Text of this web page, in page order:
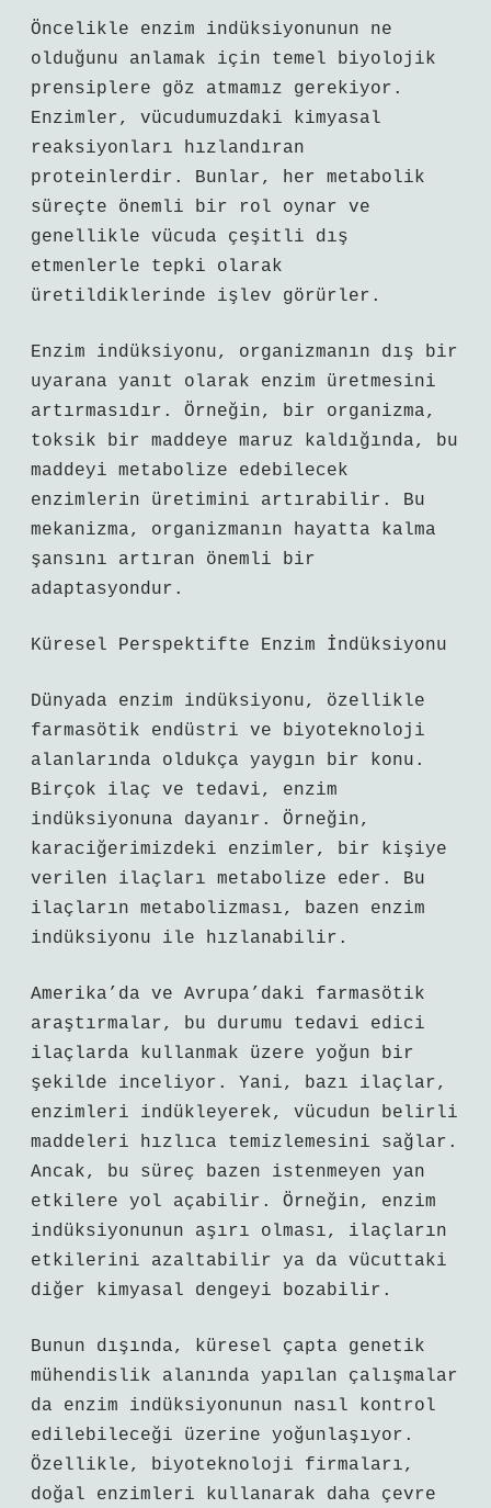
Öncelikle enzim indüksiyonunun ne
olduğunu anlamak için temel biyolojik
prensiplere göz atmamız gerekiyor.
Enzimler, vücudumuzdaki kimyasal
reaksiyonları hızlandıran
proteinlerdir. Bunlar, her metabolik
süreçte önemli bir rol oynar ve
genellikle vücuda çeşitli dış
etmenlerle tepki olarak
üretildiklerinde işlev görürler.
Enzim indüksiyonu, organizmanın dış bir
uyarana yanıt olarak enzim üretmesini
artırmasıdır. Örneğin, bir organizma,
toksik bir maddeye maruz kaldığında, bu
maddeyi metabolize edebilecek
enzimlerin üretimini artırabilir. Bu
mekanizma, organizmanın hayatta kalma
şansını artıran önemli bir
adaptasyondur.
Küresel Perspektifte Enzim İndüksiyonu
Dünyada enzim indüksiyonu, özellikle
farmasötik endüstri ve biyoteknoloji
alanlarında oldukça yaygın bir konu.
Birçok ilaç ve tedavi, enzim
indüksiyonuna dayanır. Örneğin,
karaciğerimizdeki enzimler, bir kişiye
verilen ilaçları metabolize eder. Bu
ilaçların metabolizması, bazen enzim
indüksiyonu ile hızlanabilir.
Amerika’da ve Avrupa’daki farmasötik
araştırmalar, bu durumu tedavi edici
ilaçlarda kullanmak üzere yoğun bir
şekilde inceliyor. Yani, bazı ilaçlar,
enzimleri indükleyerek, vücudun belirli
maddeleri hızlıca temizlemesini sağlar.
Ancak, bu süreç bazen istenmeyen yan
etkilere yol açabilir. Örneğin, enzim
indüksiyonunun aşırı olması, ilaçların
etkilerini azaltabilir ya da vücuttaki
diğer kimyasal dengeyi bozabilir.
Bunun dışında, küresel çapta genetik
mühendislik alanında yapılan çalışmalar
da enzim indüksiyonunun nasıl kontrol
edilebileceği üzerine yoğunlaşıyor.
Özellikle, biyoteknoloji firmaları,
doğal enzimleri kullanarak daha çevre